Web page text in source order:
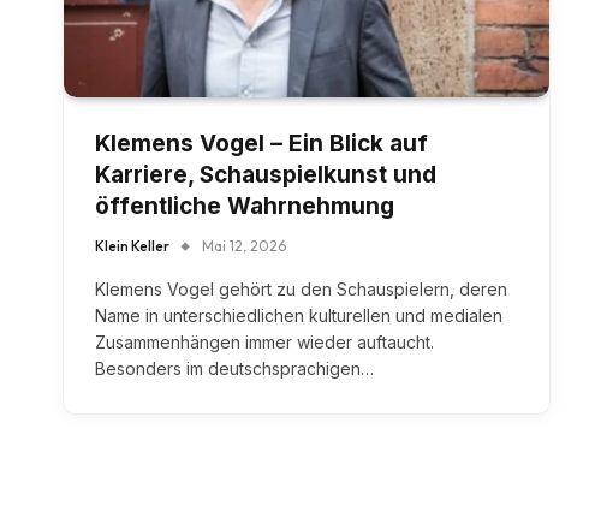
Klemens Vogel – Ein Blick auf
Karriere, Schauspielkunst und
öffentliche Wahrnehmung
Klein Keller Mai 12, 2026
Klemens Vogel gehört zu den Schauspielern, deren
Name in unterschiedlichen kulturellen und medialen
Zusammenhängen immer wieder auftaucht.
Besonders im deutschsprachigen…